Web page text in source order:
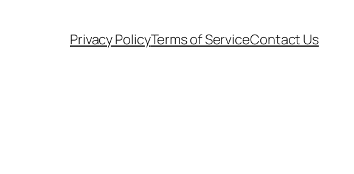
Privacy PolicyTerms of ServiceContact Us